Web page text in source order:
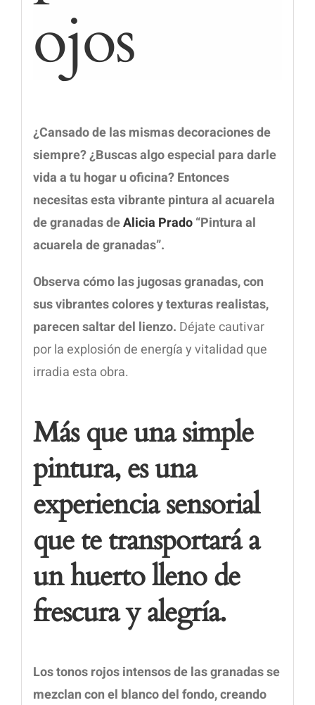
ojos
¿Cansado de las mismas decoraciones de
siempre? ¿Buscas algo especial para darle
vida a tu hogar u oficina?Entonces
necesitas esta vibrante pintura al acuarela
de granadas deAlicia Prado“Pintura al
acuarela de granadas”.
Observa cómo las jugosas granadas, con
sus vibrantes colores y texturas realistas,
parecen saltar del lienzo. Déjate cautivar
por la explosión de energía y vitalidad que
irradia esta obra.
Más que una simple
pintura, es una
experiencia sensorial
que te transportará a
un huerto lleno de
frescura y alegría.
Los tonos rojos intensos de las granadas se
mezclan con el blanco del fondo, creando